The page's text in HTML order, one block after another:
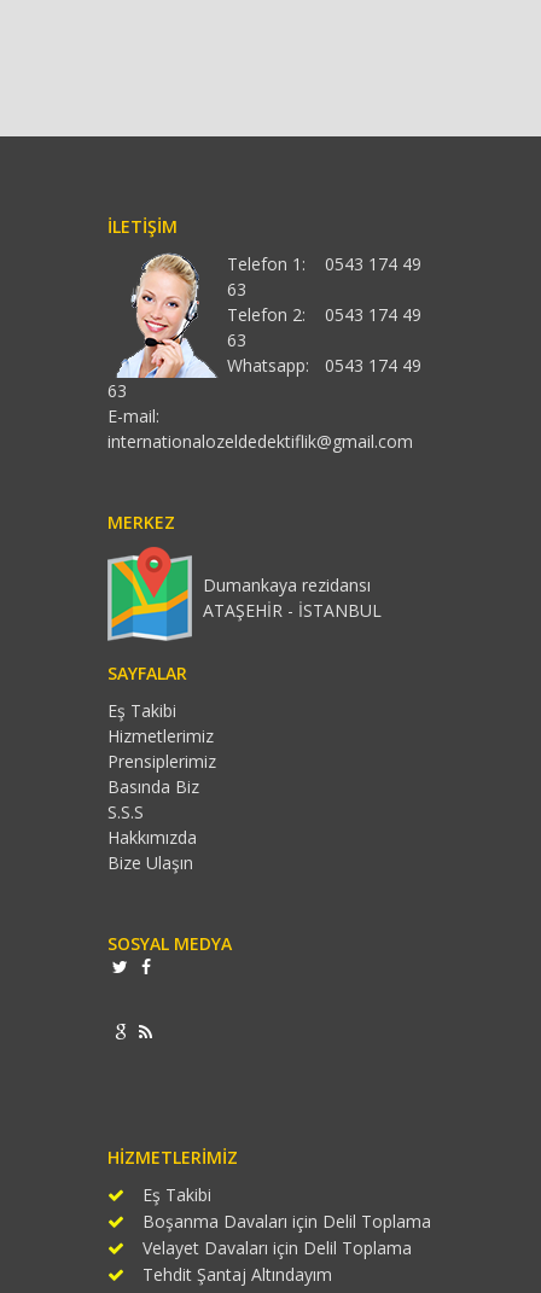
İLETIŞIM
Telefon 1:
0543 174 49
63
Telefon 2:
0543 174 49
63
Whatsapp:
0543 174 49
63
E-mail:
internationalozeldedektiflik@gmail.com
MERKEZ
Dumankaya rezidansı
ATAŞEHİR - İSTANBUL
SAYFALAR
Eş Takibi
Hizmetlerimiz
Prensiplerimiz
Basında Biz
S.S.S
Hakkımızda
Bize Ulaşın
SOSYAL MEDYA
HIZMETLERIMIZ
Eş Takibi
Boşanma Davaları için Delil Toplama
Velayet Davaları için Delil Toplama
Tehdit Şantaj Altındayım